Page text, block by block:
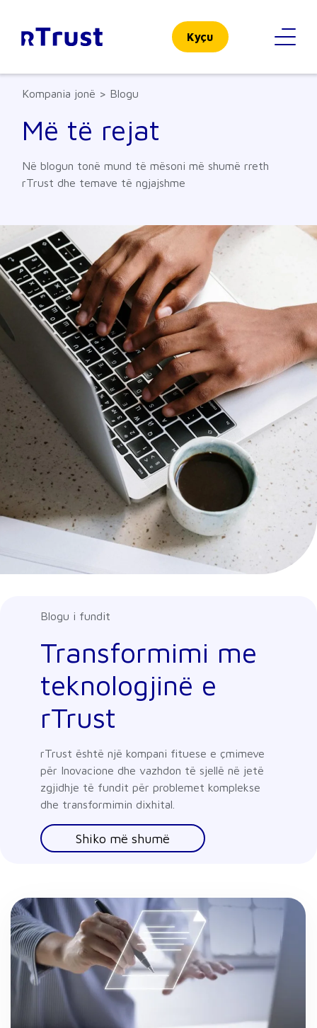
Kyçu
Kompania jonë > Blogu
Më të rejat
Në blogun tonë mund të mësoni më shumë rreth
rTrust dhe temave të ngjajshme
Blogu i fundit
Transformimi me
teknologjinë e
rTrust
rTrust është një kompani fituese e çmimeve
për Inovacione dhe vazhdon të sjellë në jetë
zgjidhje të fundit për problemet komplekse
dhe transformimin dixhital.
Shiko më shumë